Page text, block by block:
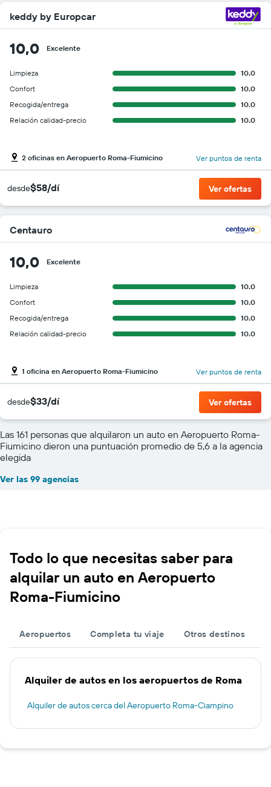
keddy by Europcar
10,0 Excelente
Limpieza
10.0
Confort
10.0
Recogida/entrega
10.0
Relación calidad-precio
10.0
2 oficinas en Aeropuerto Roma-Fiumicino Ver puntos de renta
desde$58/dí Ver ofertas
Centauro
10,0 Excelente
Limpieza
10.0
Confort
10.0
Recogida/entrega
10.0
Relación calidad-precio
10.0
1 oficina en Aeropuerto Roma-Fiumicino Ver puntos de renta
desde$33/dí Ver ofertas
Las 161 personas que alquilaron un auto en Aeropuerto Roma-
Fiumicino dieron una puntuación promedio de 5,6 a la agencia
elegida
Ver las 99 agencias
Todo lo que necesitas saber para
alquilar un auto en Aeropuerto
Roma-Fiumicino
Aeropuertos Completa tu viaje Otros destinos
Alquiler de autos en los aeropuertos de Roma
Alquiler de autos cerca del Aeropuerto Roma-Ciampino